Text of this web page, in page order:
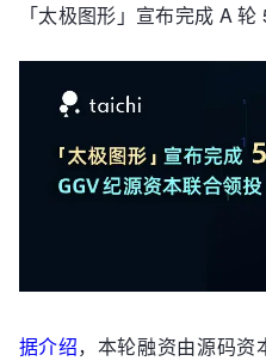
「太极图形」宣布完成 A 轮
据介绍，本轮融资由源码资